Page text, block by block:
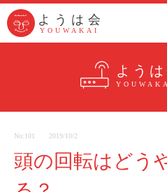
ようは会
YOUWAKAI
ようは会
YOUWAKAI
よう
No:101 2019/10/2
頭の回転はどう